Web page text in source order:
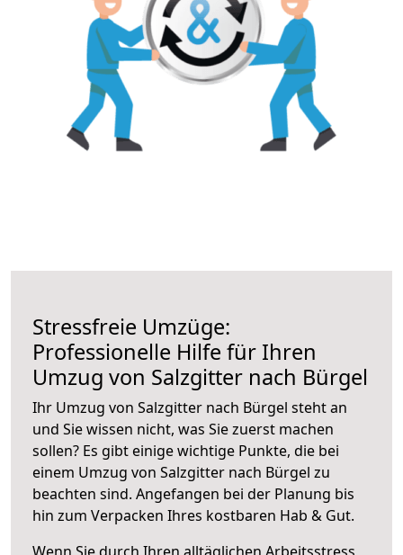
Stressfreie Umzüge:
Professionelle Hilfe für Ihren
Umzug von Salzgitter nach Bürgel
Ihr Umzug von Salzgitter nach Bürgel steht an
und Sie wissen nicht, was Sie zuerst machen
sollen? Es gibt einige wichtige Punkte, die bei
einem Umzug von Salzgitter nach Bürgel zu
beachten sind. Angefangen bei der Planung bis
hin zum Verpacken Ihres kostbaren Hab & Gut.